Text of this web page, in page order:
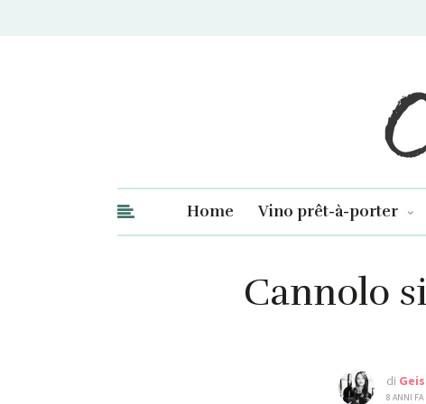
Home Vino prêt-à-porter
Cannolo
di
8 ANNI FA